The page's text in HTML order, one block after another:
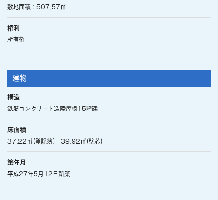
敷地面積：507.57㎡
権利
所有権
建物
構造
鉄筋コンクリート造陸屋根15階建
床面積
37.22㎡(登記簿) 39.92㎡(壁芯)
築年月
平成27年5月12日新築